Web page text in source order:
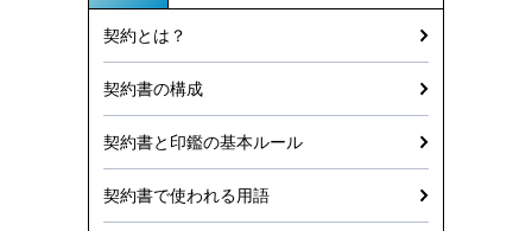
契約とは？
契約書の構成
契約書と印鑑の基本ルール
契約書で使われる用語